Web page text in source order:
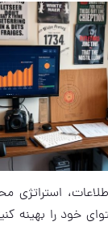
استراتژی
خود را بهینه